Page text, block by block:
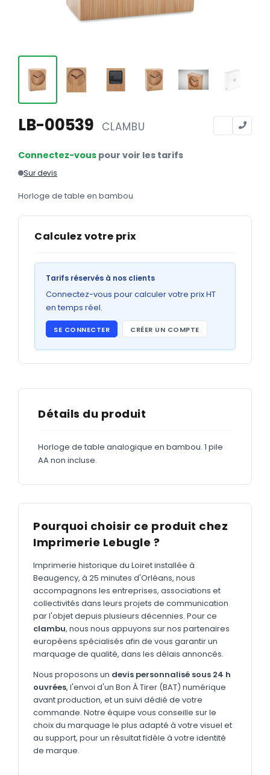
Calendriers
Tête de lettre
Sous-mains
Chemises
GRAND FORMAT
Abribus
ADHÉSIFS
Adhésifs vitrine
MARQUAGE TEXTILE
Tee-shirts Nouveau
Polos Nouveau
Sweatshirts
GOODIES
Catalogue complet Nouveau
Bureau & écriture
Sacs & voyages
Verres & déjeuner
Technologie
LB-00539 CLAMBU
Connectez-vous pour voir les tarifs
Sur devis
Horloge de table en bambou
Calculez votre prix
Tarifs réservés à nos clients
Connectez-vous pour calculer votre prix HT
en temps réel.
SE CONNECTER CRÉER UN COMPTE
Détails du produit
Horloge de table analogique en bambou. 1 pile
AA non incluse.
Pourquoi choisir ce produit chez
Imprimerie Lebugle ?
Imprimerie historique du Loiret installée à
Beaugency, à 25 minutes d'Orléans, nous
accompagnons les entreprises, associations et
collectivités dans leurs projets de communication
par l'objet depuis plusieurs décennies. Pour ce
clambu, nous nous appuyons sur nos partenaires
européens spécialisés afin de vous garantir un
marquage de qualité, dans les délais annoncés.
Nous proposons un devis personnalisé sous 24 h
ouvrées, l'envoi d'un Bon À Tirer (BAT) numérique
avant production, et un suivi dédié de votre
commande. Notre équipe vous conseille sur le
choix du marquage le plus adapté à votre visuel et
au support, pour un résultat fidèle à votre identité
de marque.